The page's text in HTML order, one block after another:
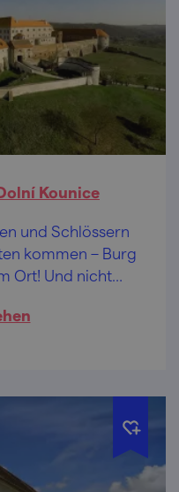
Kounice
und Schlössern
kommen – Burg
Ort! Und nicht